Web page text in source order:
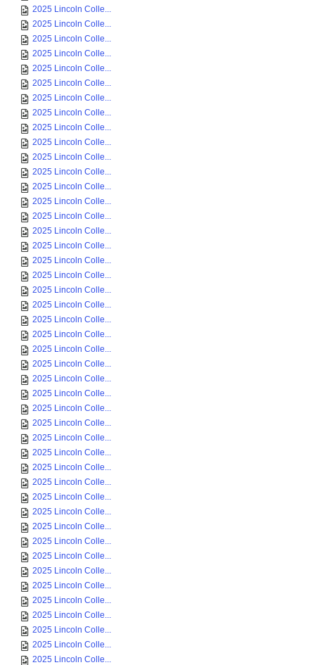
2025 Lincoln Colle...
2025 Lincoln Colle...
2025 Lincoln Colle...
2025 Lincoln Colle...
2025 Lincoln Colle...
2025 Lincoln Colle...
2025 Lincoln Colle...
2025 Lincoln Colle...
2025 Lincoln Colle...
2025 Lincoln Colle...
2025 Lincoln Colle...
2025 Lincoln Colle...
2025 Lincoln Colle...
2025 Lincoln Colle...
2025 Lincoln Colle...
2025 Lincoln Colle...
2025 Lincoln Colle...
2025 Lincoln Colle...
2025 Lincoln Colle...
2025 Lincoln Colle...
2025 Lincoln Colle...
2025 Lincoln Colle...
2025 Lincoln Colle...
2025 Lincoln Colle...
2025 Lincoln Colle...
2025 Lincoln Colle...
2025 Lincoln Colle...
2025 Lincoln Colle...
2025 Lincoln Colle...
2025 Lincoln Colle...
2025 Lincoln Colle...
2025 Lincoln Colle...
2025 Lincoln Colle...
2025 Lincoln Colle...
2025 Lincoln Colle...
2025 Lincoln Colle...
2025 Lincoln Colle...
2025 Lincoln Colle...
2025 Lincoln Colle...
2025 Lincoln Colle...
2025 Lincoln Colle...
2025 Lincoln Colle...
2025 Lincoln Colle...
2025 Lincoln Colle...
2025 Lincoln Colle...